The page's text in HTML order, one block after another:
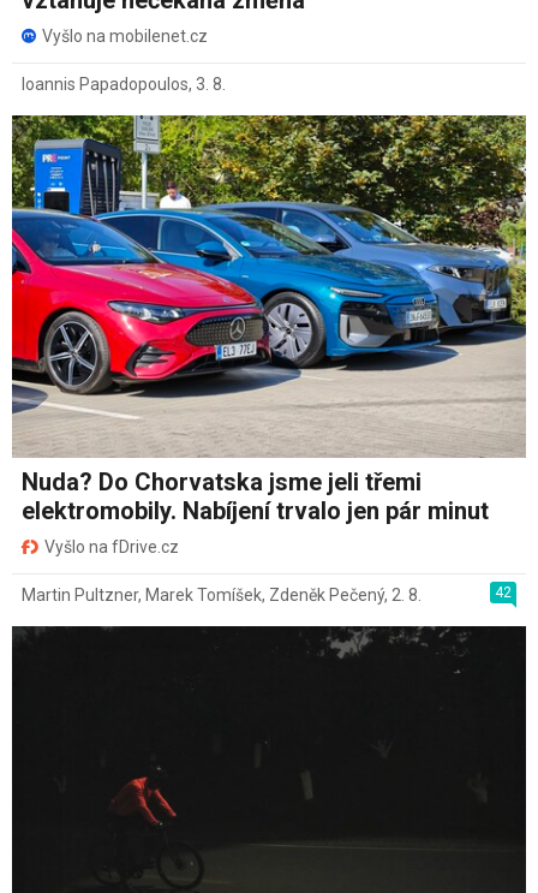
Vyšlo na mobilenet.cz
Ioannis Papadopoulos, 3. 8.
Nuda? Do Chorvatska jsme jeli třemi
elektromobily. Nabíjení trvalo jen pár minut
Vyšlo na fDrive.cz
42
Martin Pultzner, Marek Tomíšek, Zdeněk Pečený, 2. 8.